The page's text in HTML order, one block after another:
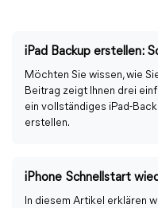
iPad Backup erstellen:
Möchten Sie wissen, wie
Beitrag zeigt Ihnen drei
ein vollständiges iPad-
erstellen.
iPhone Schnellstart
In diesem Artikel erklären